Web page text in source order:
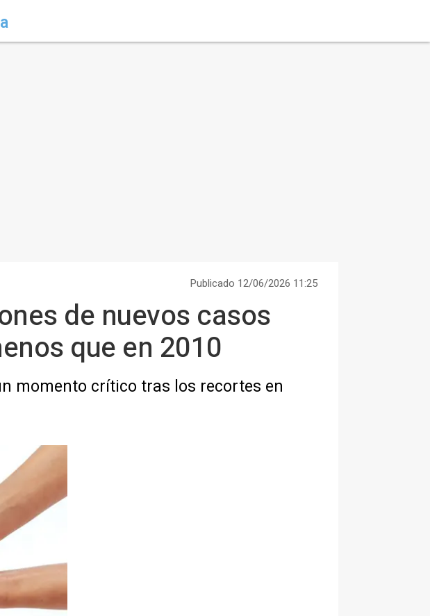
Publicado 12/06/2026 11:25
de nuevos casos
que en 2010
momento crítico tras los recortes en